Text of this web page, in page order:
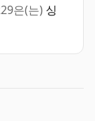
은(는) 싱